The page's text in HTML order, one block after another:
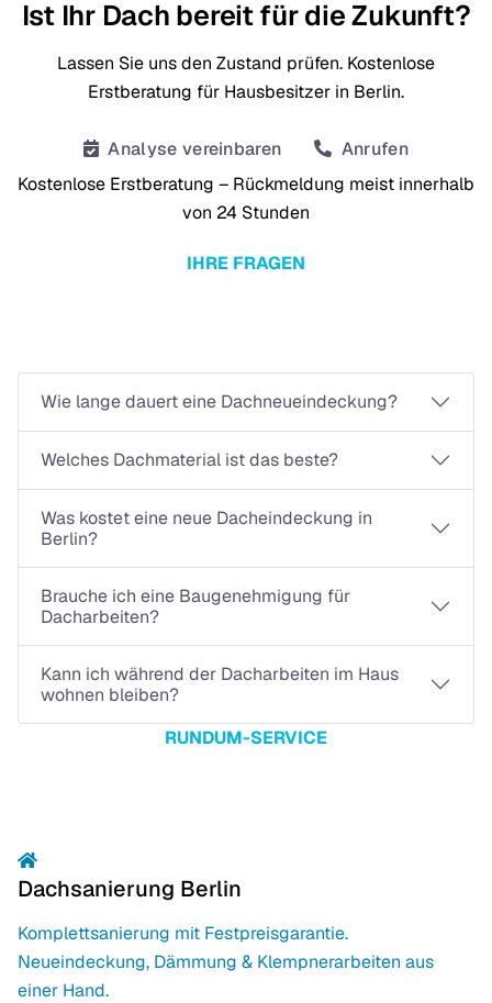
Ist Ihr Dach bereit für die Zukunft?
Lassen Sie uns den Zustand prüfen. Kostenlose
Erstberatung für Hausbesitzer in Berlin.
Analyse vereinbaren
Anrufen
Kostenlose Erstberatung – Rückmeldung meist innerhalb
von 24 Stunden
IHRE FRAGEN
Wie lange dauert eine Dachneueindeckung?
Welches Dachmaterial ist das beste?
Was kostet eine neue Dacheindeckung in
Berlin?
Brauche ich eine Baugenehmigung für
Dacharbeiten?
Kann ich während der Dacharbeiten im Haus
wohnen bleiben?
RUNDUM-SERVICE
Dachsanierung Berlin
Komplettsanierung mit Festpreisgarantie.
Neueindeckung, Dämmung & Klempnerarbeiten aus
einer Hand.